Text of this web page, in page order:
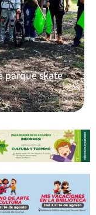
parque skate